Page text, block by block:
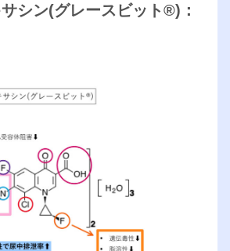
シン(グレースビット®︎)：